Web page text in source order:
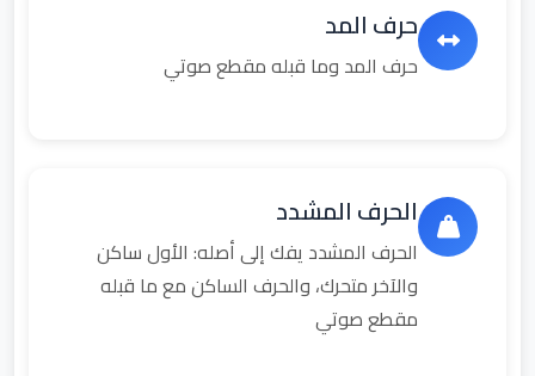
حرف المد
حرف المد وما قبله مقطع صوتي
الحرف المشدد
الحرف المشدد يفك إلى أصله: الأول ساكن
والآخر متحرك، والحرف الساكن مع ما قبله
مقطع صوتي